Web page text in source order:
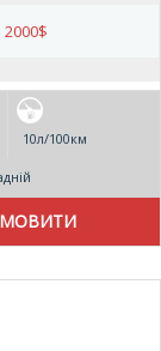
2000$
10л/100км